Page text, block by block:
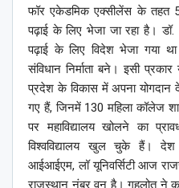
फॉर एकेडमिक एक्सीलेंस के तहत
पढ़ाई के लिए भेजा जा रहा है। डॉ.
पढ़ाई के लिए विदेश भेजा गया
संविधान निर्माता बने। इसी
प्रदेश के विकास में अपना
गए हैं, जिनमें 130 महिला कॉलेज
पर महाविद्यालय खोलने का
विश्वविद्यालय खुल चुके हैं।
आईआईएम, लॉ यूनिवर्सिटी आज
राजस्थान नंबर वन है। गहलोत ने